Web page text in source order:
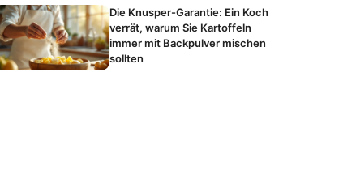
Die Knusper-Garantie: Ein Koch
verrät, warum Sie Kartoffeln
immer mit Backpulver mischen
sollten